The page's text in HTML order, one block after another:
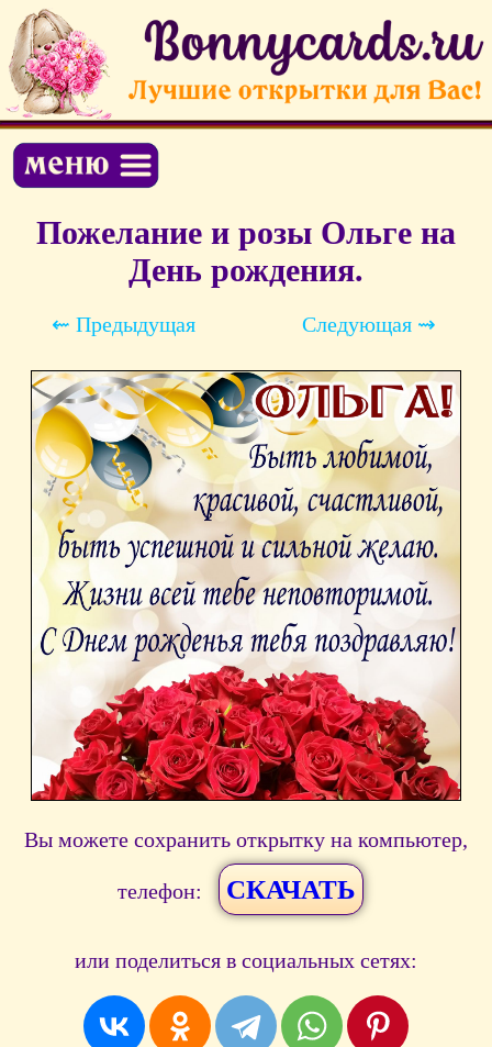
Пожелание и розы Ольге на
День рождения.
⇜ Предыдущая Следующая ⇝
Вы можете сохранить открытку на компьютер,
телефон: СКАЧАТЬ
или поделиться в социальных сетях: